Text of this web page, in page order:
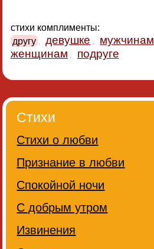
стихи комплименты:
другу , девушке , мужчинам
женщинам , подруге
Стихи
Стихи о любви
Признание в любви
Спокойной ночи
С добрым утром
Извинения